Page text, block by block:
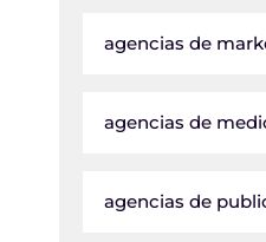
agencias de
agencias de
agencias de